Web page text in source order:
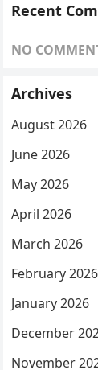
Recent
NO
Archives
August 2026
June 2026
May 2026
April 2026
March 2026
February 2026
January 2026
December
November